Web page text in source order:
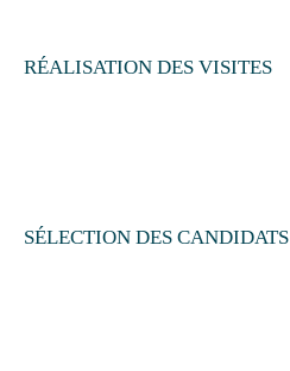
RÉALISATION DES VISITES
SÉLECTION DES CANDIDATS